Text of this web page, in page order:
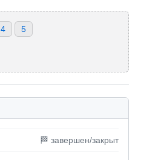
4 5
🏁 завершен/закрыт